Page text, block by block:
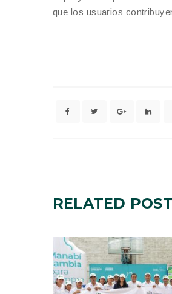
que los usuarios
RELATED POST